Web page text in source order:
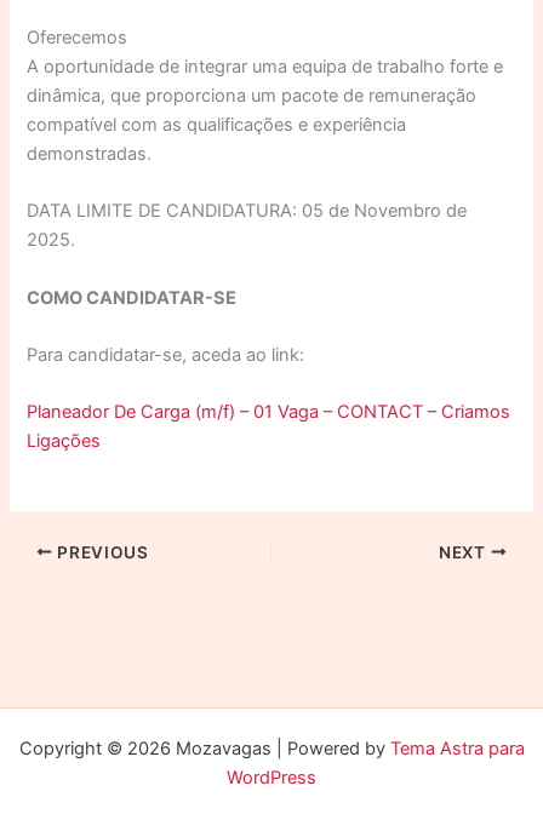
Oferecemos
A oportunidade de integrar uma equipa de trabalho forte e
dinâmica, que proporciona um pacote de remuneração
compatível com as qualificações e experiência
demonstradas.
DATA LIMITE DE CANDIDATURA: 05 de Novembro de
2025.
COMO CANDIDATAR-SE
Para candidatar-se, aceda ao link:
Planeador De Carga (m/f) – 01 Vaga – CONTACT – Criamos
Ligações
PREVIOUS NEXT
Copyright © 2026 Mozavagas | Powered by Tema Astra para
WordPress